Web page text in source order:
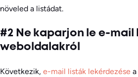
növeled a listádat.
#2 Ne kaparjon le e-
weboldalakról
Következik, e-mail listák lekérdezése